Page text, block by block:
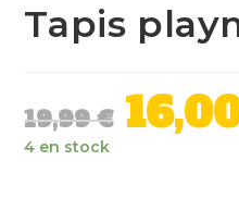
Tapis
19,99€
4 en stock